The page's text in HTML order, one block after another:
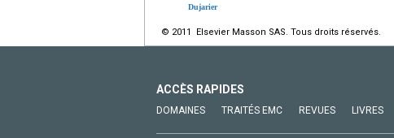
Dujarier
© 2011 Elsevier Masson SAS. Tous droits réservés.
ACCÈS RAPIDES
DOMAINES TRAITÉS EMC REVUES LIVRES